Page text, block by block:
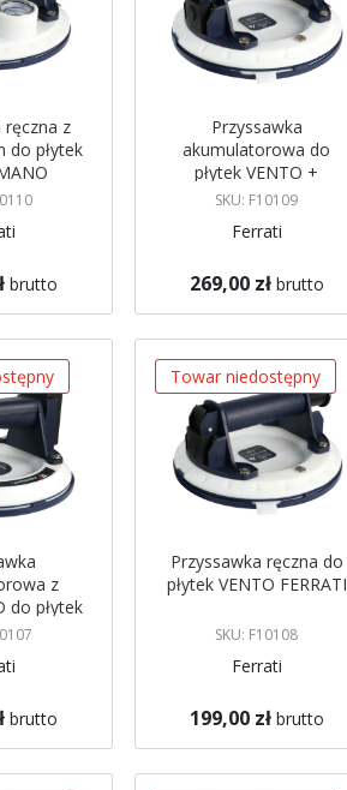
ręczna z
do płytek
brutto
Przyssawka
akumulatorowa do
płytek VENTO +
FERRATI
SKU: F10109
Ferrati
269,00 zł brutto
z
do płytek
brutto
Towar niedostępny
Przyssawka ręczna do
płytek VENTO FERRATI
SKU: F10108
Ferrati
199,00 zł brutto
Brak w magazynie